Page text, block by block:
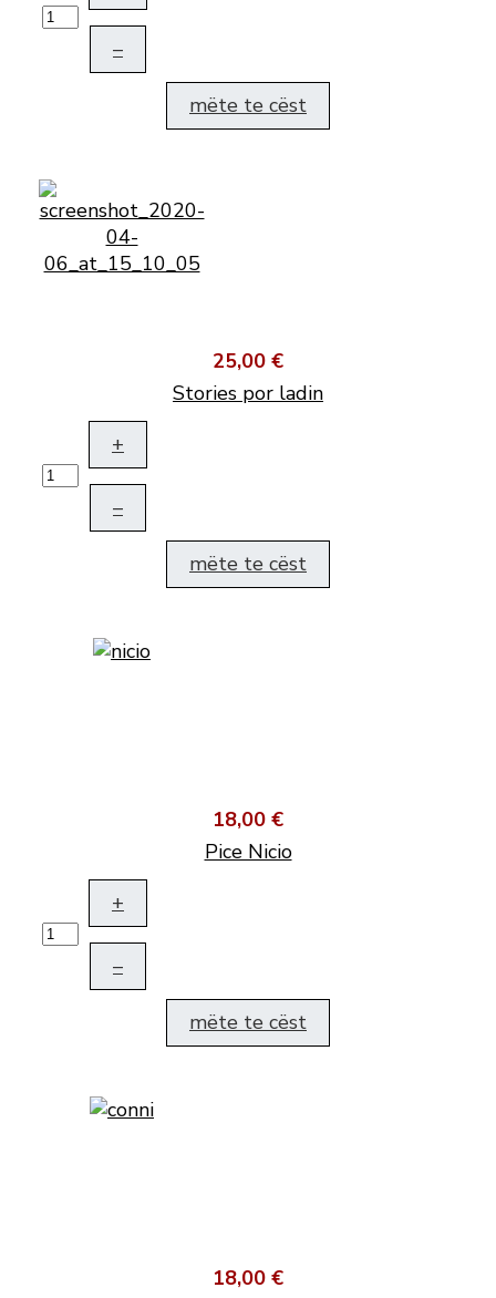
–
mëte te cëst
25,00 €
Stories por ladin
+
–
mëte te cëst
18,00 €
Pice Nicio
+
–
mëte te cëst
18,00 €